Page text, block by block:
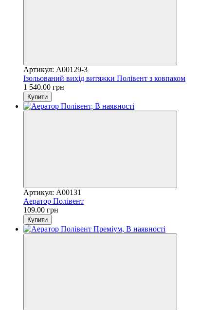
Артикул: A00129-3
Ізольований вихід витяжки Полівент з ковпаком
1 540.00 грн
Купити
Артикул: A00131
Аератор Полівент
109.00 грн
Купити